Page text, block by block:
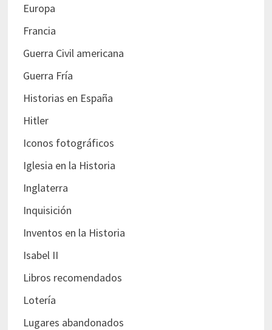
Europa
Francia
Guerra Civil americana
Guerra Fría
Historias en España
Hitler
Iconos fotográficos
Iglesia en la Historia
Inglaterra
Inquisición
Inventos en la Historia
Isabel II
Libros recomendados
Lotería
Lugares abandonados